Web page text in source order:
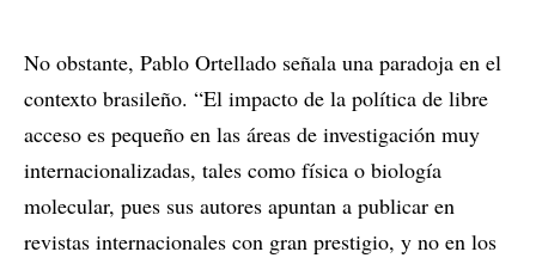
No obstante, Pablo Ortellado señala una paradoja en el
contexto brasileño. “El impacto de la política de libre
acceso es pequeño en las áreas de investigación muy
internacionalizadas, tales como física o biología
molecular, pues sus autores apuntan a publicar en
revistas internacionales con gran prestigio, y no en los